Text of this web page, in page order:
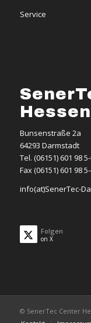
Service
Bunsenstraße 2a
64293 Darmstadt
Tel. (06151) 601 98
Fax (06151) 601 98
info(at)SenerTec-
Folgen
on X
© SenerTec Center